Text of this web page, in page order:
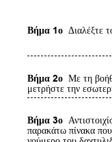
Βήμα 1ο Διαλέξτε
Βήμα 2ο Με τη
μετρήστε την
Βήμα 3ο
παρακάτω πίνακα